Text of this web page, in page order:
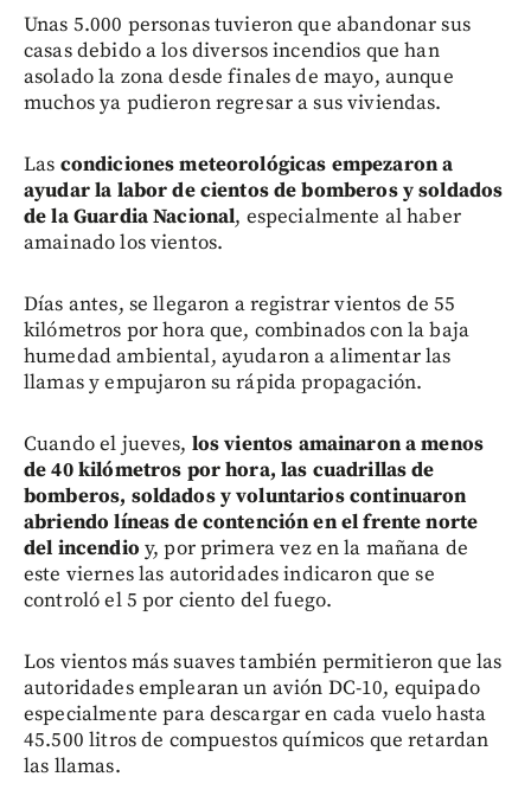
Unas 5.000 personas tuvieron que abandonar sus
casas debido a los diversos incendios que han
asolado la zona desde finales de mayo, aunque
muchos ya pudieron regresar a sus viviendas.
Las condiciones meteorológicas empezaron a
ayudar la labor de cientos de bomberos y soldados
de la Guardia Nacional, especialmente al haber
amainado los vientos.
Días antes, se llegaron a registrar vientos de 55
kilómetros por hora que, combinados con la baja
humedad ambiental, ayudaron a alimentar las
llamas y empujaron su rápida propagación.
Cuando el jueves, los vientos amainaron a menos
de 40 kilómetros por hora, las cuadrillas de
bomberos, soldados y voluntarios continuaron
abriendo líneas de contención en el frente norte
del incendio y, por primera vez en la mañana de
este viernes las autoridades indicaron que se
controló el 5 por ciento del fuego.
Los vientos más suaves también permitieron que las
autoridades emplearan un avión DC-10, equipado
especialmente para descargar en cada vuelo hasta
45.500 litros de compuestos químicos que retardan
las llamas.